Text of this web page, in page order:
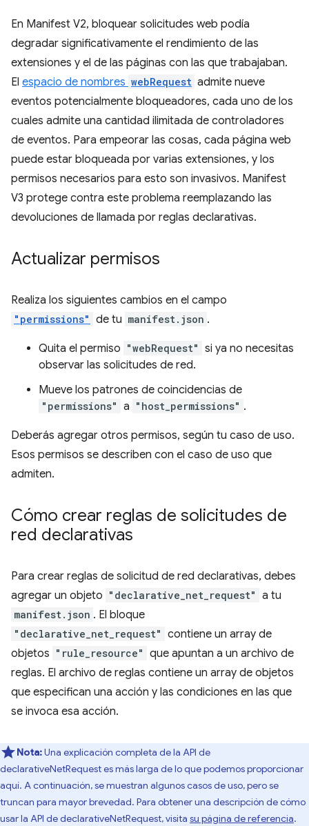
En Manifest V2, bloquear solicitudes web podía
degradar significativamente el rendimiento de las
extensiones y el de las páginas con las que trabajaban.
El espacio de nombres webRequest admite nueve
eventos potencialmente bloqueadores, cada uno de los
cuales admite una cantidad ilimitada de controladores
de eventos. Para empeorar las cosas, cada página web
puede estar bloqueada por varias extensiones, y los
permisos necesarios para esto son invasivos. Manifest
V3 protege contra este problema reemplazando las
devoluciones de llamada por reglas declarativas.
Actualizar permisos
Realiza los siguientes cambios en el campo
"permissions" de tu manifest.json .
Quita el permiso "webRequest" si ya no necesitas
observar las solicitudes de red.
Mueve los patrones de coincidencias de
"permissions" a "host_permissions" .
Deberás agregar otros permisos, según tu caso de uso.
Esos permisos se describen con el caso de uso que
admiten.
Cómo crear reglas de solicitudes de
red declarativas
Para crear reglas de solicitud de red declarativas, debes
agregar un objeto "declarative_net_request" a tu
manifest.json . El bloque
"declarative_net_request" contiene un array de
objetos "rule_resource" que apuntan a un archivo de
reglas. El archivo de reglas contiene un array de objetos
que especifican una acción y las condiciones en las que
se invoca esa acción.
Nota:Una explicación completa de la API de
declarativeNetRequest es más larga de lo que podemos proporcionar
aquí. A continuación, se muestran algunos casos de uso, pero se
truncan para mayor brevedad. Para obtener una descripción de cómo
usar la API de declarativeNetRequest, visita su página de referencia.